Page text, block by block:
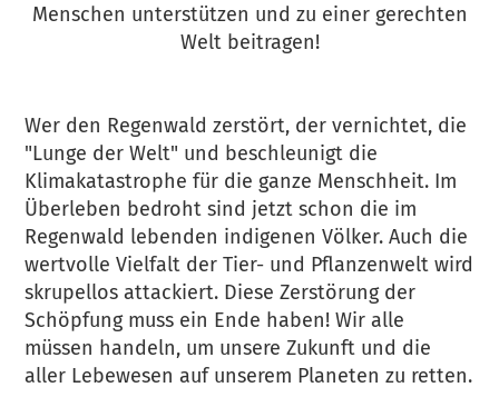
Menschen unterstützen und zu einer gerechten
Welt beitragen!
Wer den Regenwald zerstört, der vernichtet, die
"Lunge der Welt" und beschleunigt die
Klimakatastrophe für die ganze Menschheit. Im
Überleben bedroht sind jetzt schon die im
Regenwald lebenden indigenen Völker. Auch die
wertvolle Vielfalt der Tier- und Pflanzenwelt wird
skrupellos attackiert. Diese Zerstörung der
Schöpfung muss ein Ende haben! Wir alle
müssen handeln, um unsere Zukunft und die
aller Lebewesen auf unserem Planeten zu retten.